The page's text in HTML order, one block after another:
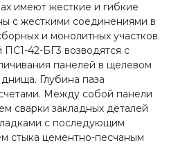
имеют жесткие и гибкие
с жесткими соединениями в
и монолитных участков.
ПС1-42-БГ3 возводятся с
панелей в щелевом
Глубина паза
Между собой панели
сварки закладных деталей
с последующим
стыка цементно-песчаным